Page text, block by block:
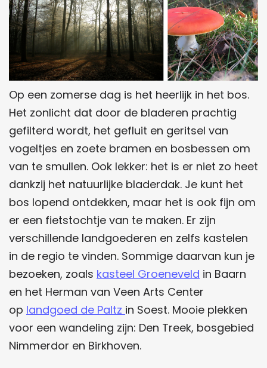
Op een zomerse dag is het heerlijk in het bos.
Het zonlicht dat door de bladeren prachtig
gefilterd wordt, het gefluit en geritsel van
vogeltjes en zoete bramen en bosbessen om
van te smullen. Ook lekker: het is er niet zo heet
dankzij het natuurlijke bladerdak. Je kunt het
bos lopend ontdekken, maar het is ook fijn om
er een fietstochtje van te maken. Er zijn
verschillende landgoederen en zelfs kastelen
in de regio te vinden. Sommige daarvan kun je
bezoeken, zoals kasteel Groeneveld in Baarn
en het Herman van Veen Arts Center
op landgoed de Paltz in Soest. Mooie plekken
voor een wandeling zijn: Den Treek, bosgebied
Nimmerdor en Birkhoven.